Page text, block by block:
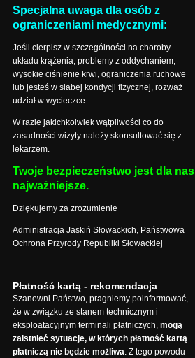
Specjalna uwaga dla osób z
ograniczeniami medycznymi:
Jeśli cierpisz w szczególności na choroby
układu krążenia, problemy z oddychaniem,
wysokie ciśnienie krwi, ograniczenia ruchowe
lub jesteś w słabej kondycji fizycznej, rozważ
udział w wycieczce.
W razie jakichkolwiek wątpliwości co do
zasadności wizyty należy skonsultować się z
lekarzem.
Twoje bezpieczeństwo jest dla nas
najważniejsze.
Dziękujemy za zrozumienie
Administracja Jaskiń Słowackich, Państwowa
Ochrona Przyrody Republiki Słowackiej
Płatność kartą - rekomendacja
Szanowni Państwo, pragniemy poinformować,
że w związku ze stanem technicznym i
eksploatacyjnym terminali płatniczych, mogą
zaistnieć sytuacje, w których płatność kartą
płatniczą nie będzie możliwa. Z tego powodu